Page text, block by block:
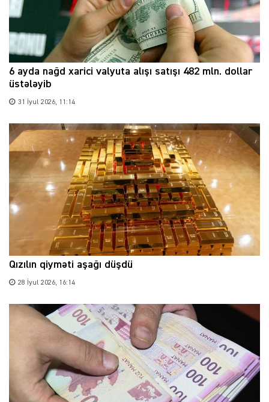
6 ayda nağd xarici valyuta alışı satışı 482 mln. dollar
üstələyib
31 İyul 2026, 11:14
Qızılın qiyməti aşağı düşdü
28 İyul 2026, 16:14